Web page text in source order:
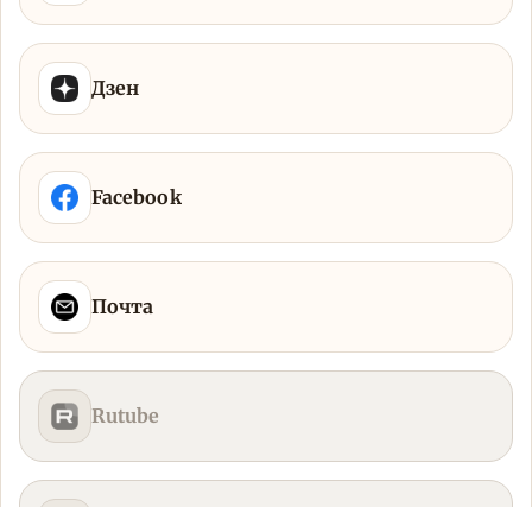
Дзен
Facebook
Почта
Rutube